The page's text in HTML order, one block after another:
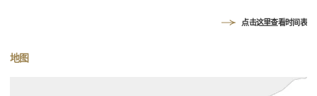
点击这里查看时间表
地图